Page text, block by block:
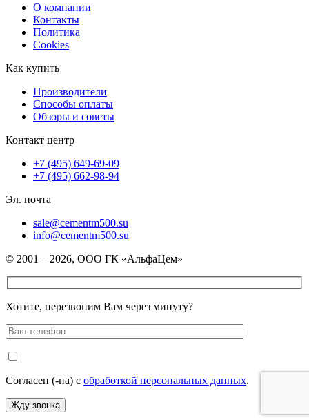
О компании
Контакты
Политика
Cookies
Как купить
Производители
Способы оплаты
Обзоры и советы
Контакт центр
+7 (495) 649-69-09
+7 (495) 662-98-94
Эл. почта
sale@cementm500.su
info@cementm500.su
© 2001 – 2026, ООО ГК «АльфаЦем»
Хотите, перезвоним Вам через минуту?
Согласен (-на) с обработкой персональных данных.